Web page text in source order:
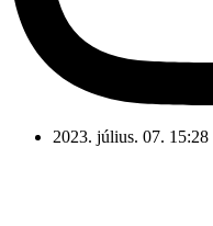
2023. július. 07. 15:28